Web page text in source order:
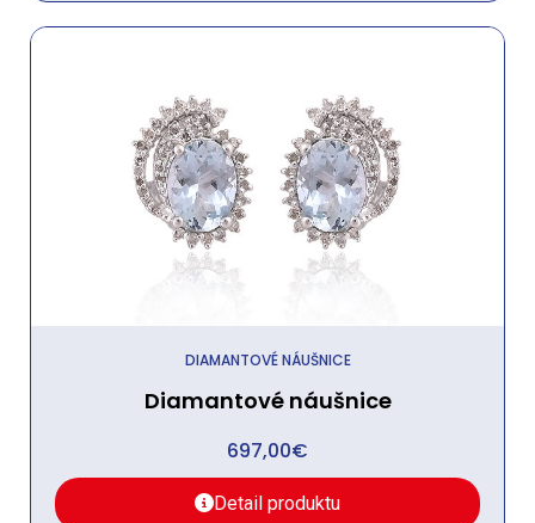
DIAMANTOVÉ NÁUŠNICE
Diamantové náušnice
697,00€
Detail produktu